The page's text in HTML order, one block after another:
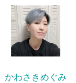
かわさきめぐみ